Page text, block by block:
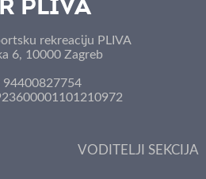
rekreaciju PLIVA
6, 10000 Zagreb
94400827754
VODITELJI SEKCIJA